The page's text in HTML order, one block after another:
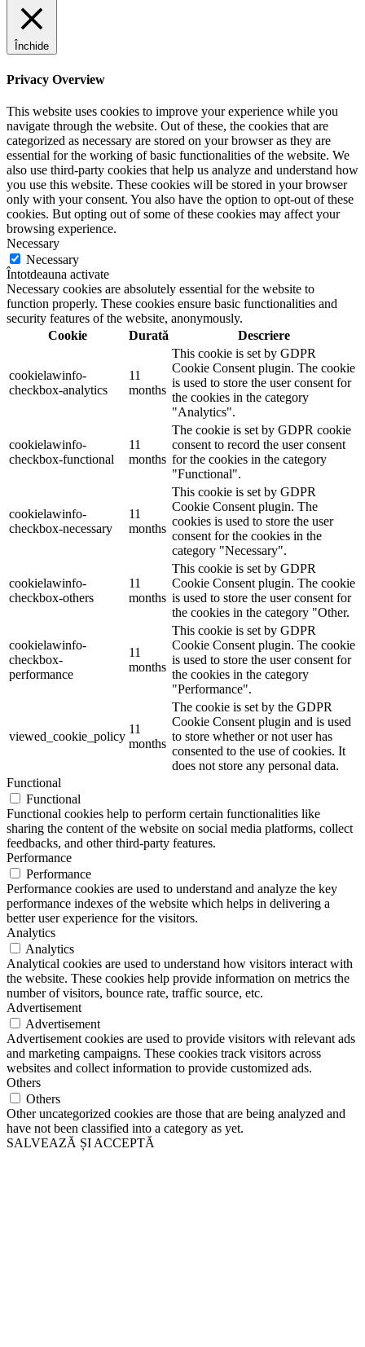
Închide
Privacy Overview
This website uses cookies to improve your experience while you
navigate through the website. Out of these, the cookies that are
categorized as necessary are stored on your browser as they are
essential for the working of basic functionalities of the website. We
also use third-party cookies that help us analyze and understand how
you use this website. These cookies will be stored in your browser
only with your consent. You also have the option to opt-out of these
cookies. But opting out of some of these cookies may affect your
browsing experience.
Necessary
Necessary
Întotdeauna activate
Necessary cookies are absolutely essential for the website to
function properly. These cookies ensure basic functionalities and
security features of the website, anonymously.
Cookie
Durată Descriere
cookielawinfo-
checkbox-analytics
11
months
This cookie is set by GDPR
Cookie Consent plugin. The cookie
is used to store the user consent for
the cookies in the category
"Analytics".
cookielawinfo-
checkbox-functional
11
months
The cookie is set by GDPR cookie
consent to record the user consent
for the cookies in the category
"Functional".
cookielawinfo-
checkbox-necessary
11
months
This cookie is set by GDPR
Cookie Consent plugin. The
cookies is used to store the user
consent for the cookies in the
category "Necessary".
cookielawinfo-
checkbox-others
11
months
This cookie is set by GDPR
Cookie Consent plugin. The cookie
is used to store the user consent for
the cookies in the category "Other.
cookielawinfo-
checkbox-
performance
11
months
This cookie is set by GDPR
Cookie Consent plugin. The cookie
is used to store the user consent for
the cookies in the category
"Performance".
viewed_cookie_policy
11
months
The cookie is set by the GDPR
Cookie Consent plugin and is used
to store whether or not user has
consented to the use of cookies. It
does not store any personal data.
Functional
Functional
Functional cookies help to perform certain functionalities like
sharing the content of the website on social media platforms, collect
feedbacks, and other third-party features.
Performance
Performance
Performance cookies are used to understand and analyze the key
performance indexes of the website which helps in delivering a
better user experience for the visitors.
Analytics
Analytics
Analytical cookies are used to understand how visitors interact with
the website. These cookies help provide information on metrics the
number of visitors, bounce rate, traffic source, etc.
Advertisement
Advertisement
Advertisement cookies are used to provide visitors with relevant ads
and marketing campaigns. These cookies track visitors across
websites and collect information to provide customized ads.
Others
Others
Other uncategorized cookies are those that are being analyzed and
have not been classified into a category as yet.
SALVEAZĂ ȘI ACCEPTĂ